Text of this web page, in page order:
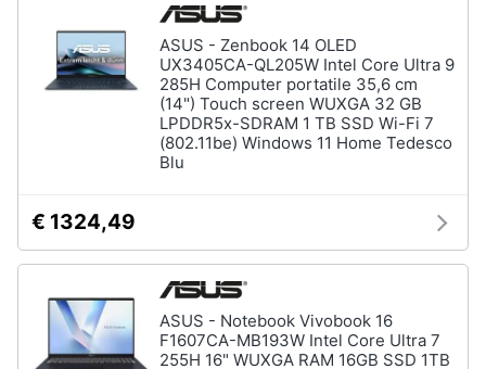
ASUS - Zenbook 14 OLED
UX3405CA-QL205W Intel Core Ultra 9
285H Computer portatile 35,6 cm
(14") Touch screen WUXGA 32 GB
LPDDR5x-SDRAM 1 TB SSD Wi-Fi 7
(802.11be) Windows 11 Home Tedesco
Blu
€ 1324,49
ASUS - Notebook Vivobook 16
F1607CA-MB193W Intel Core Ultra 7
255H 16" WUXGA RAM 16GB SSD 1TB